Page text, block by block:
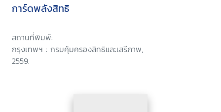
การ์ดพลังสิทธิ
สถานที่พิมพ์:
กรุงเทพฯ : กรมคุ้มครองสิทธิและเสรีภาพ,
2559.